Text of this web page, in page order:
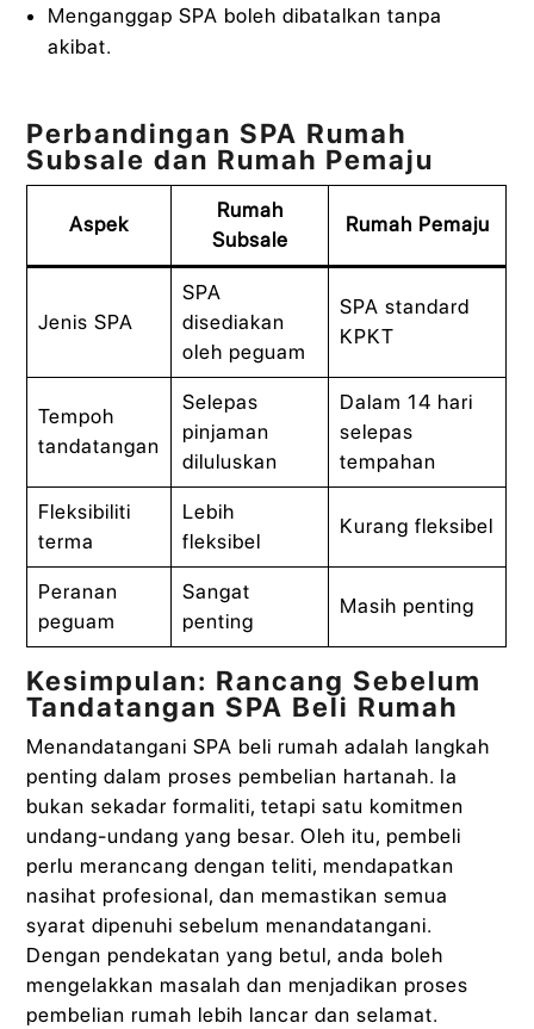
Menganggap SPA boleh dibatalkan tanpa
akibat.
Perbandingan SPA Rumah
Subsale dan Rumah Pemaju
Aspek
Rumah
Subsale
Rumah Pemaju
Jenis SPA
SPA
disediakan
oleh peguam
SPA standard
KPKT
Tempoh
tandatangan
Selepas
pinjaman
diluluskan
Dalam 14 hari
selepas
tempahan
Fleksibiliti
terma
Lebih
fleksibel
Kurang fleksibel
Peranan
peguam
Sangat
penting
Masih penting
Kesimpulan: Rancang Sebelum
Tandatangan SPA Beli Rumah
Menandatangani SPA beli rumah adalah langkah
penting dalam proses pembelian hartanah. Ia
bukan sekadar formaliti, tetapi satu komitmen
undang-undang yang besar. Oleh itu, pembeli
perlu merancang dengan teliti, mendapatkan
nasihat profesional, dan memastikan semua
syarat dipenuhi sebelum menandatangani.
Dengan pendekatan yang betul, anda boleh
mengelakkan masalah dan menjadikan proses
pembelian rumah lebih lancar dan selamat.